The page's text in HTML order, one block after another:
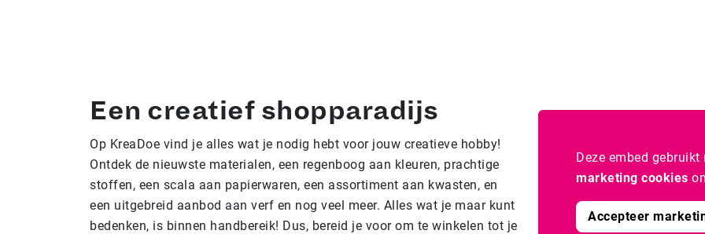
Deze embed
marketing cookies
Accepteer
Een creatief shopparadijs
Op KreaDoe vind je alles wat je nodig hebt voor jouw creatieve hobby!
Ontdek de nieuwste materialen, een regenboog aan kleuren, prachtige
stoffen, een scala aan papierwaren, een assortiment aan kwasten, en
een uitgebreid aanbod aan verf en nog veel meer. Alles wat je maar kunt
bedenken, is binnen handbereik! Dus, bereid je voor om te winkelen tot je